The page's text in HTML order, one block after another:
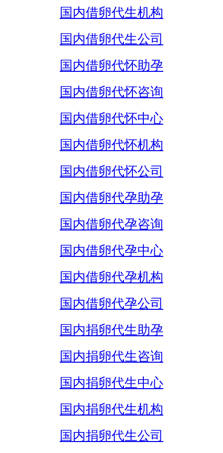
国内借卵代生机构
国内借卵代生公司
国内借卵代怀助孕
国内借卵代怀咨询
国内借卵代怀中心
国内借卵代怀机构
国内借卵代怀公司
国内借卵代孕助孕
国内借卵代孕咨询
国内借卵代孕中心
国内借卵代孕机构
国内借卵代孕公司
国内捐卵代生助孕
国内捐卵代生咨询
国内捐卵代生中心
国内捐卵代生机构
国内捐卵代生公司